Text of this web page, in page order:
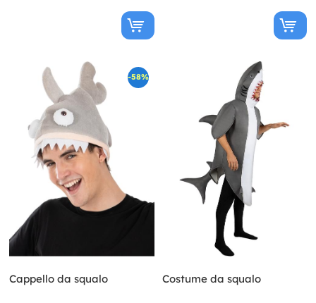
-58%
Cappello da squalo Costume da squalo